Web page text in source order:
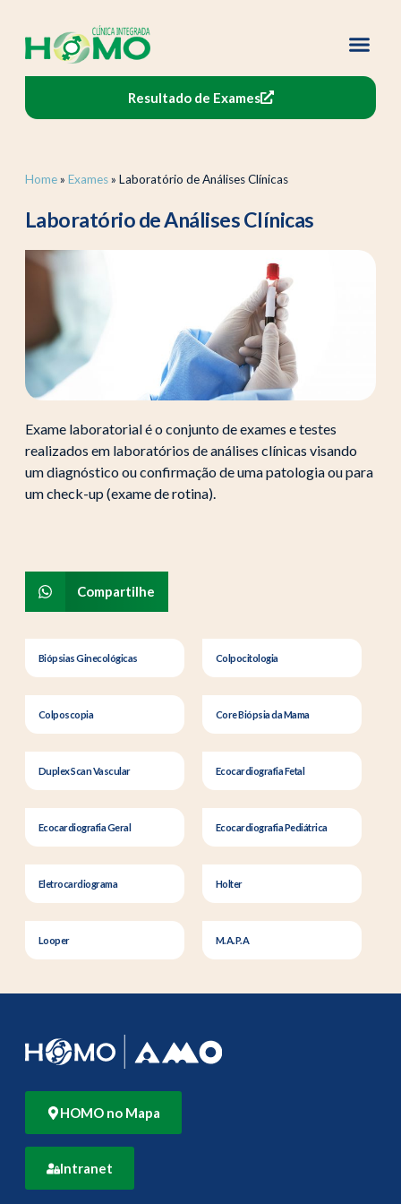
Resultado de Exames
Biópsias Ginecológicas Colpocitologia
Colposcopia Core Biópsia da Mama
Duplex Scan Vascular Ecocardiografia Fetal
Ecocardiografia Geral Ecocardiografia Pediátrica
Eletrocardiograma Holter
Looper M.A.P.A
Home» Exames» Laboratório de Análises Clínicas
Laboratório de Análises Clínicas
Exame laboratorial é o conjunto de exames e testes
realizados em laboratórios de análises clínicas visando
um diagnóstico ou confirmação de uma patologia ou para
um check-up (exame de rotina).
Compartilhe
HOMO no Mapa
Intranet